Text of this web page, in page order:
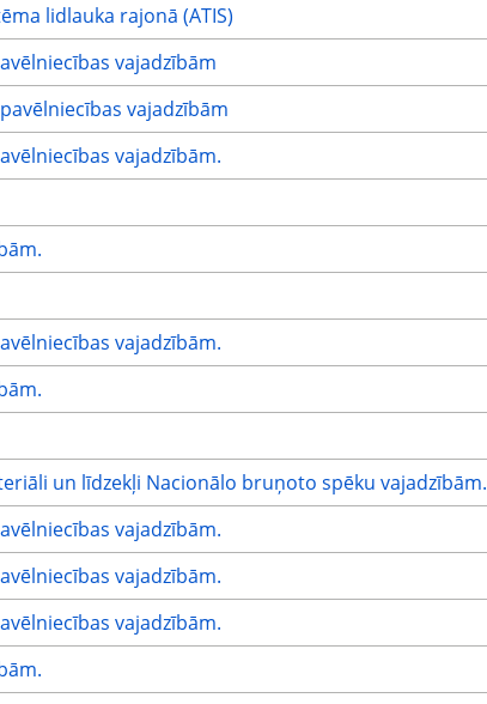
lidlauka rajonā (ATIS)
vajadzībām
vajadzībām
vajadzībām.
vajadzībām.
un līdzekļi Nacionālo bruņoto spēku vajadzībām.
vajadzībām.
vajadzībām.
vajadzībām.